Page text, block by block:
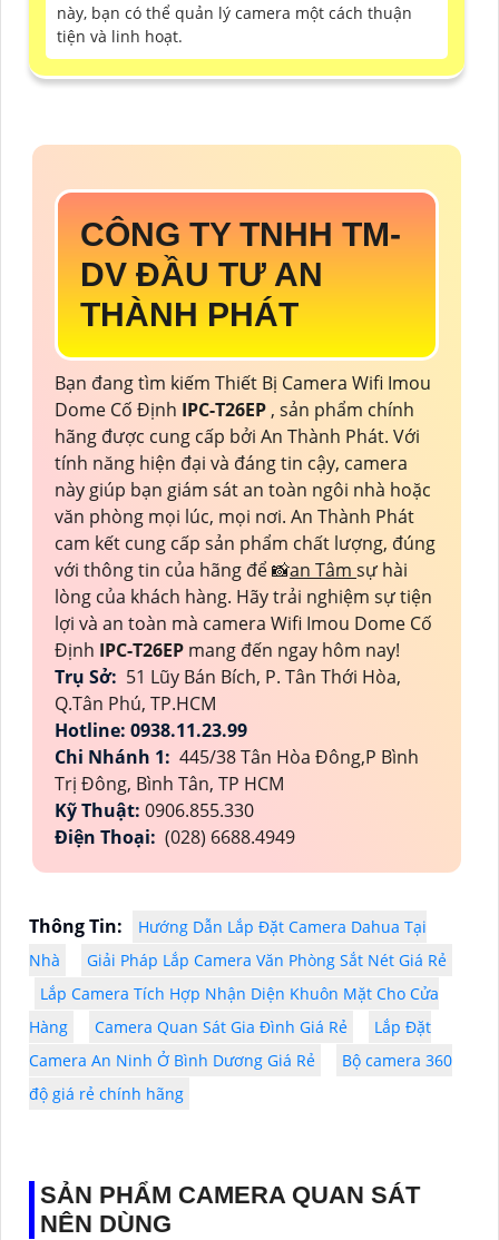
này, bạn có thể quản lý camera một cách thuận
tiện và linh hoạt.
CÔNG TY TNHH TM-
DV ĐẦU TƯ AN
THÀNH PHÁT
Bạn đang tìm kiếm Thiết Bị Camera Wifi Imou
Dome Cố Định IPC-T26EP , sản phẩm chính
hãng được cung cấp bởi An Thành Phát. Với
tính năng hiện đại và đáng tin cậy, camera
này giúp bạn giám sát an toàn ngôi nhà hoặc
văn phòng mọi lúc, mọi nơi. An Thành Phát
cam kết cung cấp sản phẩm chất lượng, đúng
với thông tin của hãng để 📸an Tâm sự hài
lòng của khách hàng. Hãy trải nghiệm sự tiện
lợi và an toàn mà camera Wifi Imou Dome Cố
Định IPC-T26EP mang đến ngay hôm nay!
Trụ Sở: 51 Lũy Bán Bích, P. Tân Thới Hòa,
Q.Tân Phú, TP.HCM
Hotline: 0938.11.23.99
Chi Nhánh 1: 445/38 Tân Hòa Đông,P Bình
Trị Đông, Bình Tân, TP HCM
Kỹ Thuật: 0906.855.330
Điện Thoại: (028) 6688.4949
Thông Tin:
Hướng Dẫn Lắp Đặt Camera Dahua Tại
Nhà
Giải Pháp Lắp Camera Văn Phòng Sắt Nét Giá Rẻ
Lắp Camera Tích Hợp Nhận Diện Khuôn Mặt Cho Cửa
Hàng
Camera Quan Sát Gia Đình Giá Rẻ
Lắp Đặt
Camera An Ninh Ở Bình Dương Giá Rẻ
Bộ camera 360
độ giá rẻ chính hãng
SẢN PHẨM CAMERA QUAN SÁT
NÊN DÙNG